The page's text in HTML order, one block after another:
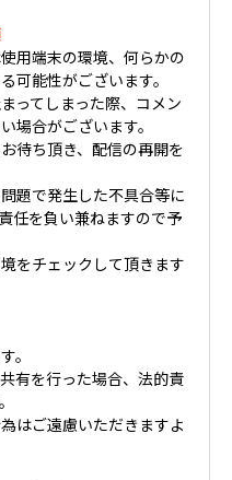
用端末の環境、何らかの
可能性がございます。
ってしまった際、コメン
場合がございます。
待ち頂き、配信の再開を
題で発生した不具合等に
任を負い兼ねますので予
をチェックして頂きます
。
有を行った場合、法的責
はご遠慮いただきますよ